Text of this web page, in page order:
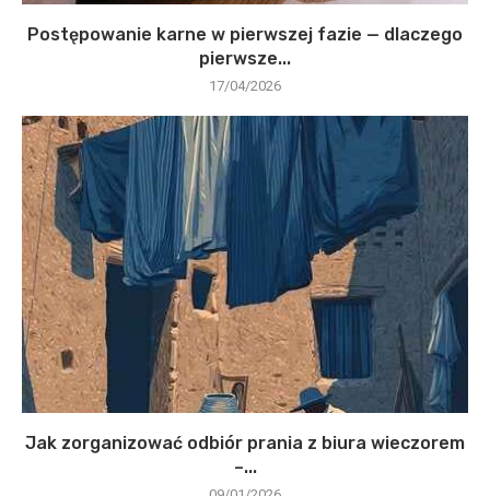
Postępowanie karne w pierwszej fazie — dlaczego
pierwsze...
17/04/2026
Jak zorganizować odbiór prania z biura wieczorem
–...